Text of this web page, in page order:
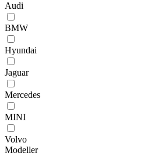
Audi
BMW
Hyundai
Jaguar
Mercedes
MINI
Volvo
Modeller